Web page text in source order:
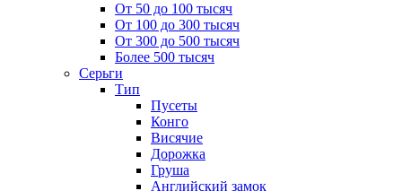
От 50 до 100 тысяч
От 100 до 300 тысяч
От 300 до 500 тысяч
Более 500 тысяч
Серьги
Тип
Пусеты
Конго
Висячие
Дорожка
Груша
Английский замок